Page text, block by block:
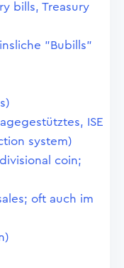
bills, Treasury
"Bubills"
ISE
system)
coin;
oft auch im